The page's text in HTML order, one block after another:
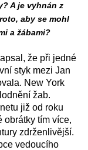
A je vyhnán z
aby se mohl
a žábami?
že při jedné
styk mezi Jan
New York
žab.
již od roku
obrátky tím více,
zdrženlivější.
vedoucího